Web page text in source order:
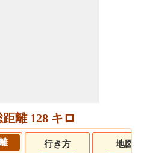
離 128 キロ
行き方 地図